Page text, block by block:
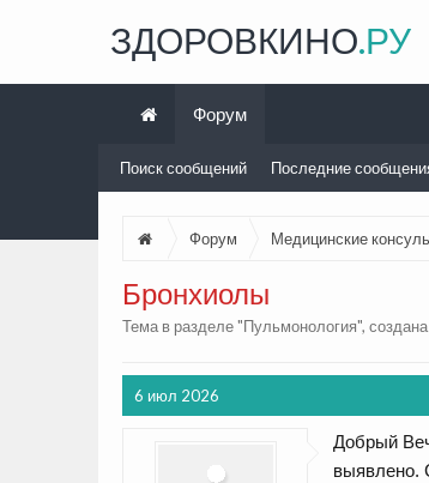
Форум Медицинские
Бронхиолы
Тема в разделе "Пульмонология",
6 июл 2026
Добрый
выявлено.
ЗДОРОВКИНО.РУ
Форум
Поиск сообщений Последние